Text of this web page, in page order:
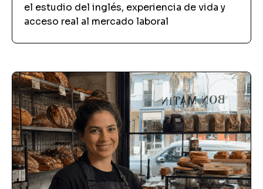
el estudio del inglés, experiencia de vida y
acceso real al mercado laboral